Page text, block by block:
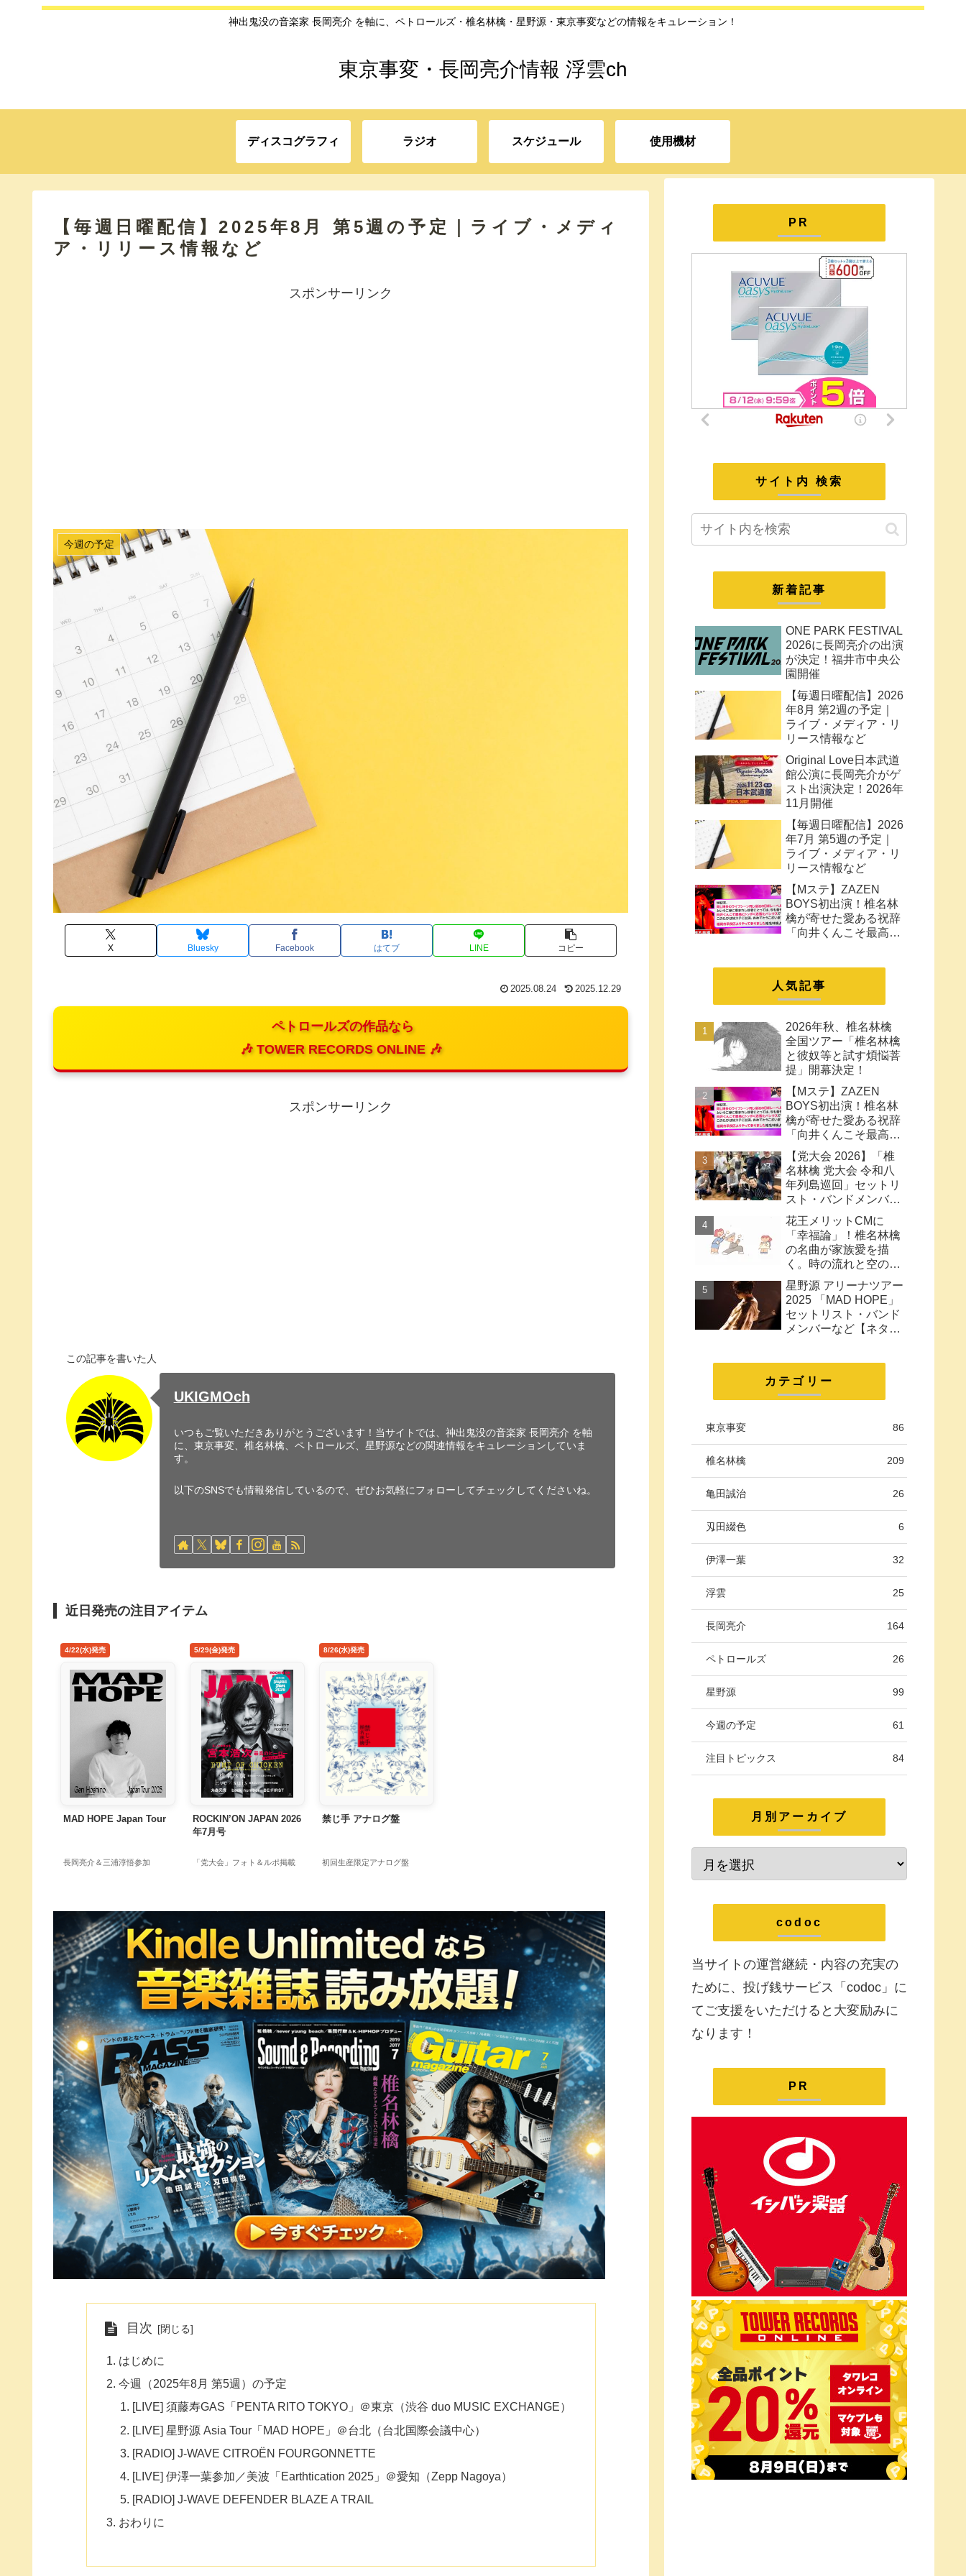
神出鬼没の音楽家 長岡亮介 を軸に、ペトロールズ・椎名林檎・星野源・東京事変などの情報をキュレーション！
東京事変・長岡亮介情報 浮雲ch
ディスコグラフィ ラジオ スケジュール 使用機材
【毎週日曜配信】2025年8月 第5週の予定｜ライブ・メディ
ア・リリース情報など
スポンサーリンク
今週の予定
X Bluesky Facebook はてブ LINE コピー
2025.08.24 2025.12.29
ペトロールズの作品なら
🎶 TOWER RECORDS ONLINE 🎶
スポンサーリンク
この記事を書いた人
UKIGMOch
いつもご覧いただきありがとうございます！当サイトでは、神出鬼没の音楽家 長岡亮介 を軸
に、東京事変、椎名林檎、ペトロールズ、星野源などの関連情報をキュレーションしていま
す。
以下のSNSでも情報発信しているので、ぜひお気軽にフォローしてチェックしてくださいね。
近日発売の注目アイテム
4/22(水)発売
MAD HOPE Japan Tour
長岡亮介＆三浦淳悟参加
5/29(金)発売
ROCKIN’ON JAPAN 2026
年7月号
「党大会」フォト＆ルポ掲載
8/26(水)発売
禁じ手 アナログ盤
初回生産限定アナログ盤
目次
はじめに
今週（2025年8月 第5週）の予定
[LIVE] 須藤寿GAS「PENTA RITO TOKYO」＠東京（渋谷 duo MUSIC EXCHANGE）
[LIVE] 星野源 Asia Tour「MAD HOPE」＠台北（台北国際会議中心）
[RADIO] J-WAVE CITROËN FOURGONNETTE
[LIVE] 伊澤一葉参加／美波「Earthtication 2025」＠愛知（Zepp Nagoya）
[RADIO] J-WAVE DEFENDER BLAZE A TRAIL
おわりに
PR
サイト内 検索
新着記事
ONE PARK FESTIVAL
2026に長岡亮介の出演
が決定！福井市中央公
園開催
【毎週日曜配信】2026
年8月 第2週の予定｜
ライブ・メディア・リ
リース情報など
Original Love日本武道
館公演に長岡亮介がゲ
スト出演決定！2026年
11月開催
【毎週日曜配信】2026
年7月 第5週の予定｜
ライブ・メディア・リ
リース情報など
【Mステ】ZAZEN
BOYS初出演！椎名林
檎が寄せた愛ある祝辞
「向井くんこそ最高に
人気記事
2026年秋、椎名林檎
全国ツアー「椎名林檎
と彼奴等と試す煩悩菩
提」開幕決定！
【Mステ】ZAZEN
BOYS初出演！椎名林
檎が寄せた愛ある祝辞
「向井くんこそ最高に
トッポく洒落たパンク
ス」と密接なコラボ史
まとめ
【党大会 2026】「椎
名林檎 党大会 令和八
年列島巡回」セットリ
スト・バンドメンバー
など【ネタバレ注意】
花王メリットCMに
「幸福論」！椎名林檎
の名曲が家族愛を描
く。時の流れと空の色
に何も望みはしない様
に。
星野源 アリーナツアー
2025 「MAD HOPE」
セットリスト・バンド
メンバーなど【ネタバ
カテゴリー
東京事変 86
椎名林檎 209
亀田誠治 26
刄田綴色 6
伊澤一葉 32
浮雲 25
長岡亮介 164
ペトロールズ 26
星野源 99
今週の予定 61
注目トピックス 84
月別アーカイブ
codoc
当サイトの運営継続・内容の充実の
ために、投げ銭サービス「codoc」に
てご支援をいただけると大変励みに
なります！
PR